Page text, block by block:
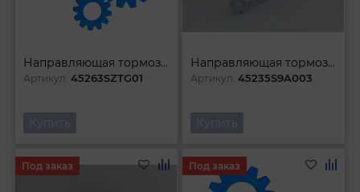
Направляющая тормозного суппорта
Артикул:45263SZTG01
Купить
Направляющая тормозного суппорта
Артикул:45235S9A003
Купить
Под заказ Под заказ